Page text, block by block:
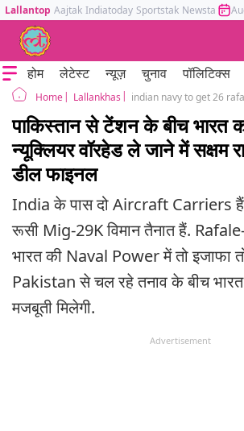
Lallantop Aajtak Indiatoday Sportstak Newstak
होम लेटेस्ट न्यूज़ चुनाव पॉलिटिक्स
Home Lallankhas
पाकिस्तान से टेंशन के बीच भारत
न्यूक्लियर वॉरहेड ले जाने में सक्षम
डील फाइनल
India के पास दो Aircraft Carriers
रूसी Mig-29K विमान तैनात हैं.
भारत की Naval Power में तो इजाफा तो
Pakistan से चल रहे तनाव के बीच
मजबूती मिलेगी.
Advertisement